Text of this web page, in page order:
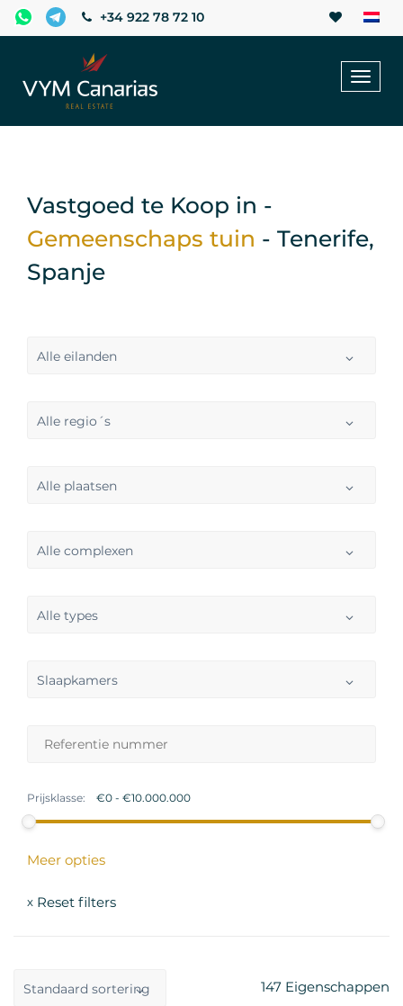
+34 922 78 72 10
Vastgoed te Koop in -
Gemeenschaps tuin - Tenerife,
Spanje
Alle eilanden
Alle regio´s
Alle plaatsen
Alle complexen
Alle types
Slaapkamers
Prijsklasse:
Meer opties
x Reset filters
Standaard sortering 147 Eigenschappen